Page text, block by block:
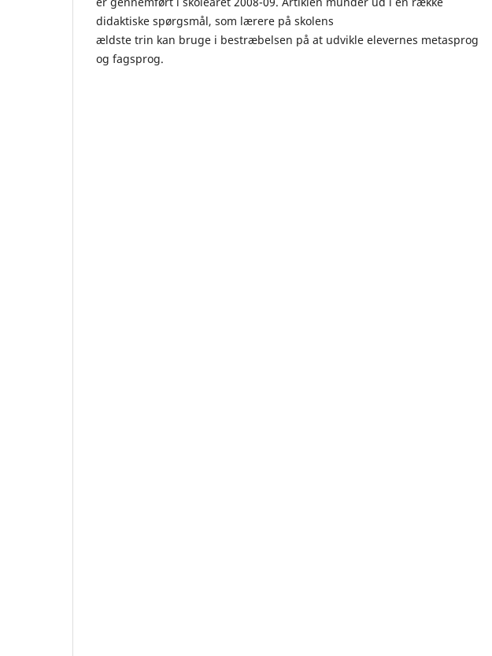
didaktiske spørgsmål, som lærere på skolens
ældste trin kan bruge i bestræbelsen på at udvikle elevernes metasprog
og fagsprog.